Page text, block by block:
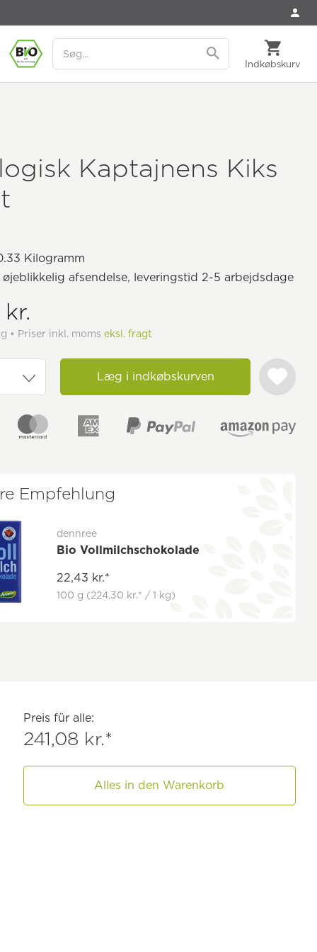
Indkøbskurv
Kaptajnens Kiks
Kilogramm
afsendelse, leveringstid 2-5 arbejdsdage
kr.
• Priser inkl. momseksl. fragt
Læg i indkøbskurven
Empfehlung
dennree
Bio Vollmilchschokolade
22,43 kr.*
100 g (224,30 kr.* / 1 kg)
Preis für alle:
241,08 kr.*
Alles in den Warenkorb